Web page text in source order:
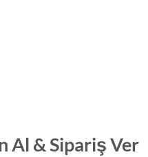
Al & Sipariş Ver